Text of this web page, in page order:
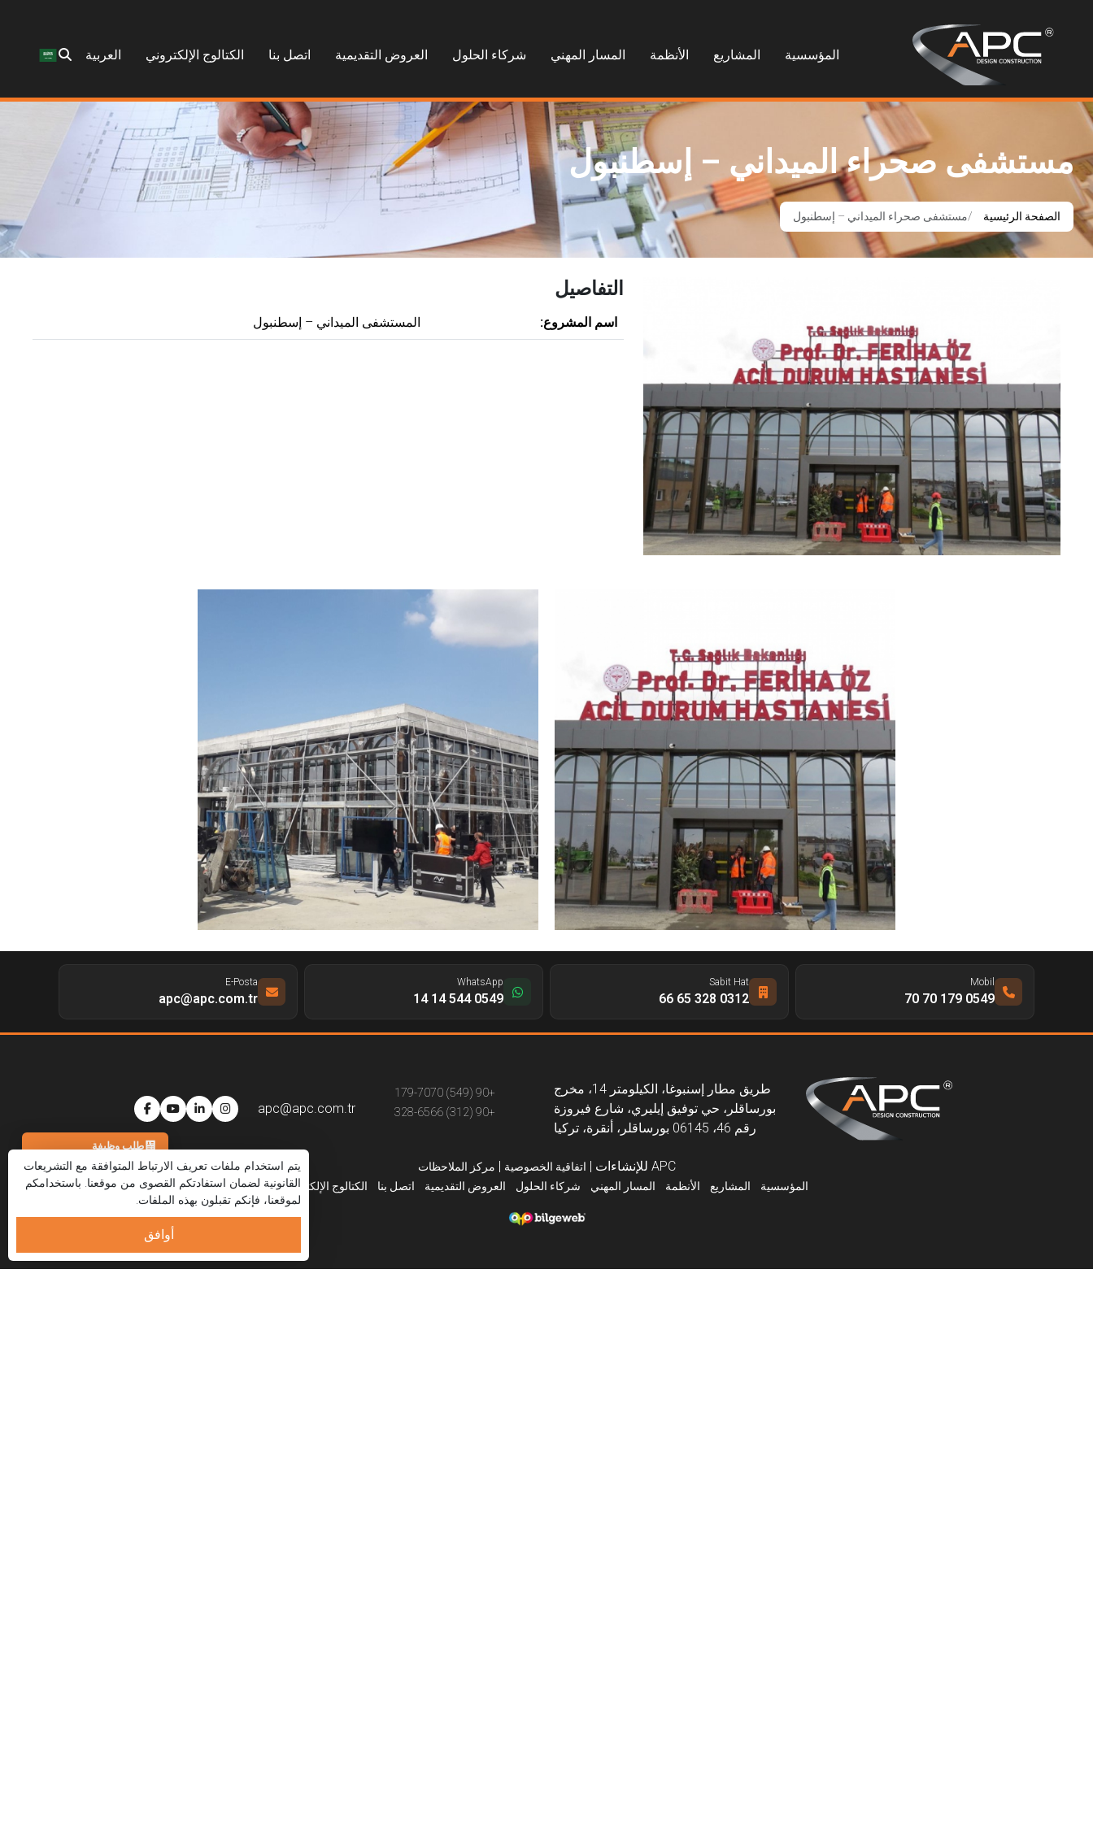
المؤسسية المشاريع الأنظمة المسار المهني شركاء الحلول العروض التقديمية اتصل بنا الكتالوج الإلكتروني العربية
مستشفى صحراء الميداني – إسطنبول
الصفحة الرئيسية مستشفى صحراء الميداني – إسطنبول
التفاصيل
اسم المشروع: المستشفى الميداني – إسطنبول
يتم استخدام ملفات تعريف الارتباط المتوافقة مع التشريعات
القانونية لضمان استفادتكم القصوى من موقعنا. باستخدامكم
لموقعنا، فإنكم تقبلون بهذه الملفات.
أوافق
Mobil
0549 179 70 70
Sabit Hat
0312 328 65 66
WhatsApp
0549 544 14 14
E-Posta
apc@apc.com.tr
طريق مطار إسنبوغا، الكيلومتر 14، مخرج
بورساقلر، حي توفيق إيليري، شارع فيروزة
رقم 46، 06145 بورساقلر، أنقرة، تركيا
+90 (549) 179-7070
+90 (312) 328-6566
apc@apc.com.tr
APC للإنشاءات | اتفاقية الخصوصية | مركز الملاحظات
المؤسسية
المشاريع الأنظمة المسار المهني شركاء الحلول العروض التقديمية اتصل بنا الكتالوج الإلكتروني العربية
طلب وظيفة
واتساب